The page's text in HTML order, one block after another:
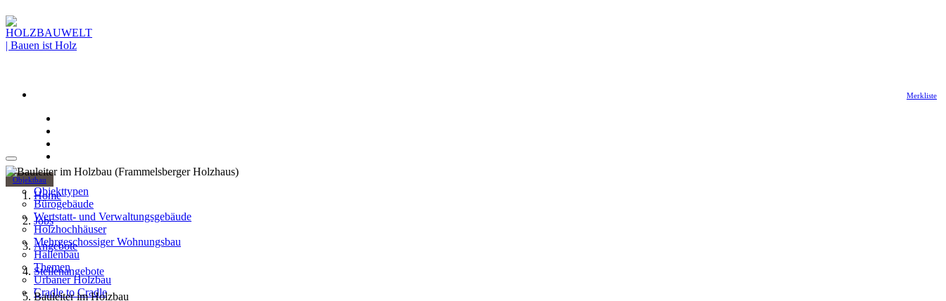
Merkliste
Objektbau
Objekttypen
Bürogebäude
Wertstatt- und Verwaltungsgebäude
Holzhochhäuser
Mehrgeschossiger Wohnungsbau
Hallenbau
Themen
Urbaner Holzbau
Cradle to Cradle
Home
Jobs
Angebote
Stellenangebote
Bauleiter im Holzbau